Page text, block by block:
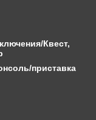
Квест,
приставка